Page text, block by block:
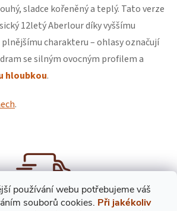
používání webu potřebujeme váš
souborů cookies. Při jakékoliv
sladce kořeněný a teplý. Tato verze
12letý Aberlour díky vyššímu
charakteru – ohlasy označují
se silným ovocným profilem a
hloubkou.
.